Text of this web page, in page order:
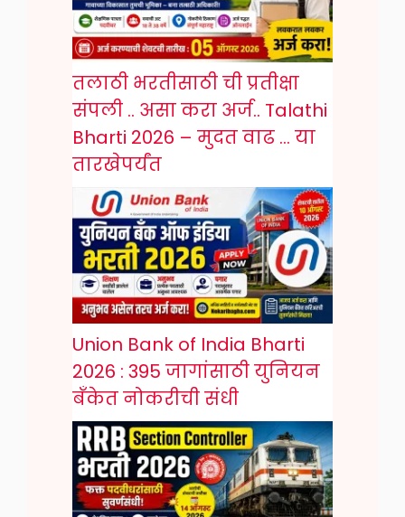
तलाठी भरतीसाठी ची प्रतीक्षा
संपली .. असा करा अर्ज.. Talathi
Bharti 2026 – मुदत वाढ … या
तारखेपर्यंत
Union Bank of India Bharti
2026 : 395 जागांसाठी युनियन
बँकेत नोकरीची संधी